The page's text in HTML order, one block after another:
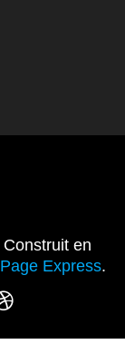
en
Express.